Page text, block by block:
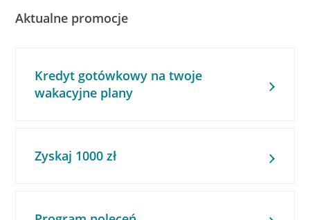
Aktualne promocje
Kredyt gotówkowy na twoje
wakacyjne plany
Zyskaj 1000 zł